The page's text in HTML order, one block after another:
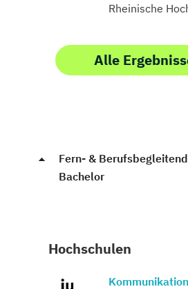
Rheinische
Alle
Fern- &
Bachelor
Hochschulen